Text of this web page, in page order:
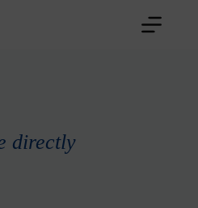
directly